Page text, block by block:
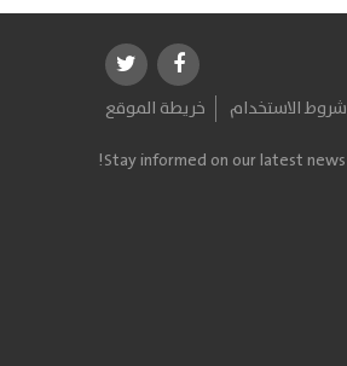
شروط الاستخدام
خريطة الموقع
Stay informed on our latest news!